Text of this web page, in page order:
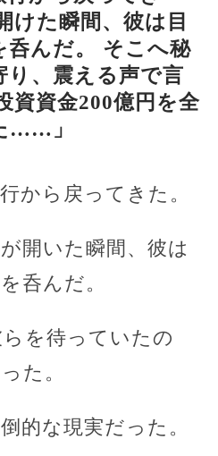
けた瞬間、彼は目
呑んだ。 そこへ秘
り、震える声で言
資資金200億円を全
……」
から戻ってきた。
開いた瞬間、彼は
呑んだ。
を待っていたの
た。
的な現実だった。